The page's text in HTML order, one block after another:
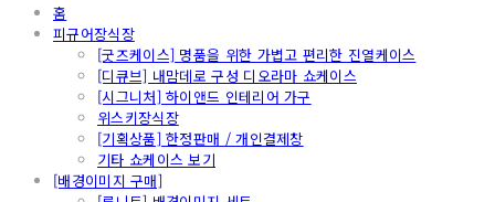
홈
피규어장식장
[굿즈케이스] 명품을 위한 가볍고 편리한 진열케이스
[디큐브] 내맘데로 구성 디오라마 쇼케이스
[시그니처] 하이앤드 인테리어 가구
위스키장식장
[기획상품] 한정판매 / 개인결제창
기타 쇼케이스 보기
[배경이미지 구매]